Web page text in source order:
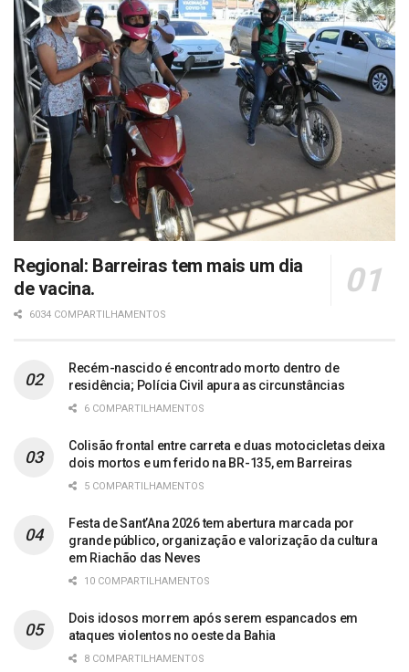
Regional: Barreiras tem mais um dia
de vacina.
6034 COMPARTILHAMENTOS
Recém-nascido é encontrado morto dentro de
residência; Polícia Civil apura as circunstâncias
6 COMPARTILHAMENTOS
Colisão frontal entre carreta e duas motocicletas deixa
dois mortos e um ferido na BR-135, em Barreiras
5 COMPARTILHAMENTOS
Festa de Sant’Ana 2026 tem abertura marcada por
grande público, organização e valorização da cultura
em Riachão das Neves
10 COMPARTILHAMENTOS
Dois idosos morrem após serem espancados em
ataques violentos no oeste da Bahia
8 COMPARTILHAMENTOS